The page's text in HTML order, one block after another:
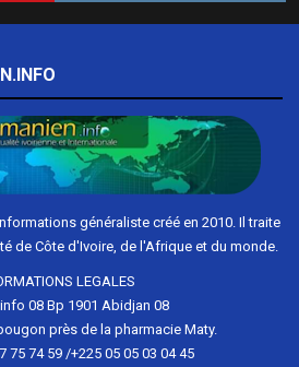
généraliste créé en 2010. Il traite
de Côte d'Ivoire, de l'Afrique et du monde.
LEGALES
08 Bp 1901 Abidjan 08
près de la pharmacie Maty.
75 74 59 /+225 05 05 03 04 45